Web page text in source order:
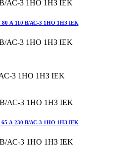
А 110 В/АС-3 1НО 1НЗ IEK
3 1НО 1НЗ IEK
А 230 В/АС-3 1НО 1НЗ IEK